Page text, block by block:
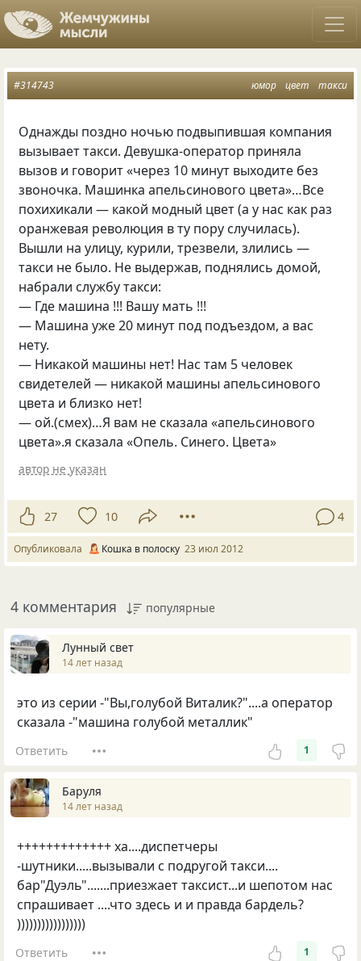
юмор цвет такси
#314743
Однажды поздно ночью подвыпившая компания
вызывает такси. Девушка-оператор приняла
вызов и говорит«через 10 минут выходите без
звоночка. Машинка апельсинового цвета»…Все
похихикали — какой модный цвет(а у нас как раз
оранжевая революция в ту пору случилась).
Вышли на улицу, курили, трезвели, злились —
такси не было. Не выдержав, поднялись домой,
набрали службу такси:
— Где машина !!! Вашу мать !!!
— Машина уже 20 минут под подъездом, а вас
нету.
— Никакой машины нет! Нас там 5 человек
свидетелей — никакой машины апельсинового
цвета и близко нет!
— ой.(смех)…Я вам не сказала «апельсинового
цвета».я сказала «Опель. Синего. Цвета»
автор не указан
27 10 4
Опубликовала Кошка в полоску 23 июл 2012
4 комментария популярные
Лунный свет
14 лет назад
это из серии -"Вы,голубой Виталик?"....а оператор
сказала -"машина голубой металлик"
Ответить 1
Баруля
14 лет назад
+++++++++++++ ха....диспетчеры
-шутники.....вызывали с подругой такси....
бар"Дуэль".......приезжает таксист...и шепотом нас
спрашивает ....что здесь и и правда бардель?
)))))))))))))))))
Ответить 1